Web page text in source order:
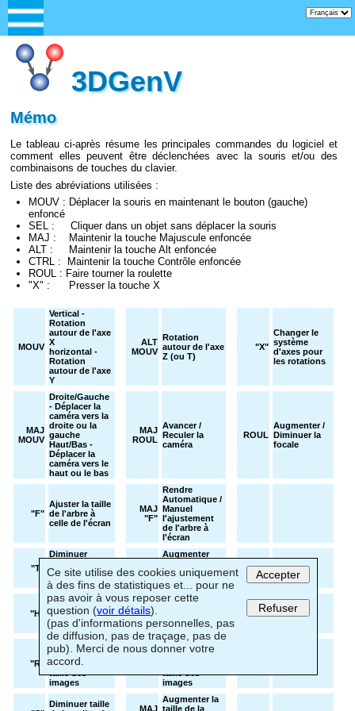
3DGenV
Mémo
Le tableau ci-après résume les principales commandes du logiciel et
comment elles peuvent être déclenchées avec la souris et/ou des
combinaisons de touches du clavier.
Liste des abréviations utilisées :
MOUV : Déplacer la souris en maintenant le bouton (gauche)
enfoncé
SEL : Cliquer dans un objet sans déplacer la souris
MAJ : Maintenir la touche Majuscule enfoncée
ALT : Maintenir la touche Alt enfoncée
CTRL : Maintenir la touche Contrôle enfoncée
ROUL : Faire tourner la roulette
"X" : Presser la touche X
MOUV
Vertical -
Rotation
autour de l'axe
X
horizontal -
Rotation
autour de l'axe
Y
ALT
MOUV
Rotation
autour de l'axe
Z (ou T)
"X"
Changer le
système
d'axes pour
les rotations
MAJ
MOUV
Droite/Gauche
- Déplacer la
caméra vers la
droite ou la
gauche
Haut/Bas -
Déplacer la
caméra vers le
haut ou le bas
MAJ
ROUL
Avancer /
Reculer la
caméra
ROUL
Augmenter /
Diminuer la
focale
"F"
Ajuster la taille
de l'arbre à
celle de l'écran
MAJ
"F"
Rendre
Automatique /
Manuel
l'ajustement
de l'arbre à
l'écran
"T"
Diminuer
temporelle de
l'arbre
"T"
Augmenter
temporelle de
l'arbre
"H"
Diminuer
l'extension
horizontale de
l'arbre
MAJ
"H"
Augmenter
horizontale de
l'arbre
"R"
Diminuer le
rayon des
sphères ou la
taille des
images
Augmenter le
rayon des
taille des
images
Diminuer taille
MAJ
Augmenter la
taille de la
Ce site utilise des cookies uniquement
à des fins de statistiques et... pour ne
pas avoir à vous reposer cette
question (voir détails).
(pas d'informations personnelles, pas
de diffusion, pas de traçage, pas de
pub). Merci de nous donner votre
accord.
Accepter
Refuser